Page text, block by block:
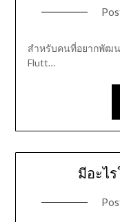
สำหรับคนที่อยากพัฒน
Flutt…
มีอะไ